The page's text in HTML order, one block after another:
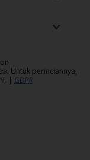
Untuk perinciannya,
| GDPR